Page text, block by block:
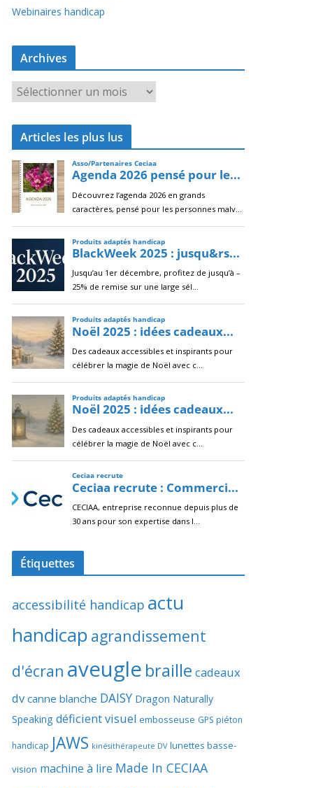
Webinaires handicap
Archives
r
c
i
v
e
s
Articles les plus lus
Étiquettes
accessibilité handicap actu
handicap agrandissement
d'écran aveugle braille cadeaux
dv canne blanche DAISY Dragon Naturally
Speaking déficient visuel embosseuse GPS piéton
handicap JAWS kinésithérapeute DV lunettes basse-
vision machine à lire Made In CECIAA